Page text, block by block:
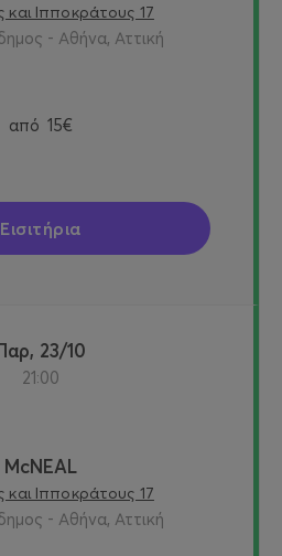
και Ιπποκράτους 17
- Αθήνα, Αττική
από 15€
Εισιτήρια
Παρ, 23/10
21:00
McNEAL
και Ιπποκράτους 17
- Αθήνα, Αττική